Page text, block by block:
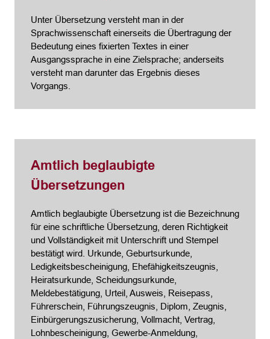
Unter Übersetzung versteht man in der
Sprachwissenschaft einerseits die Übertragung der
Bedeutung eines fixierten Textes in einer
Ausgangssprache in eine Zielsprache; anderseits
versteht man darunter das Ergebnis dieses
Vorgangs.
Amtlich beglaubigte
Übersetzungen
Amtlich beglaubigte Übersetzung ist die Bezeichnung
für eine schriftliche Übersetzung, deren Richtigkeit
und Vollständigkeit mit Unterschrift und Stempel
bestätigt wird. Urkunde, Geburtsurkunde,
Ledigkeitsbescheinigung, Ehefähigkeitszeugnis,
Heiratsurkunde, Scheidungsurkunde,
Meldebestätigung, Urteil, Ausweis, Reisepass,
Führerschein, Führungszeugnis, Diplom, Zeugnis,
Einbürgerungszusicherung, Vollmacht, Vertrag,
Lohnbescheinigung, Gewerbe-Anmeldung,